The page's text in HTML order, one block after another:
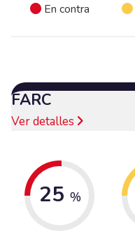
En contra
FARC
Ver detalles
25 %